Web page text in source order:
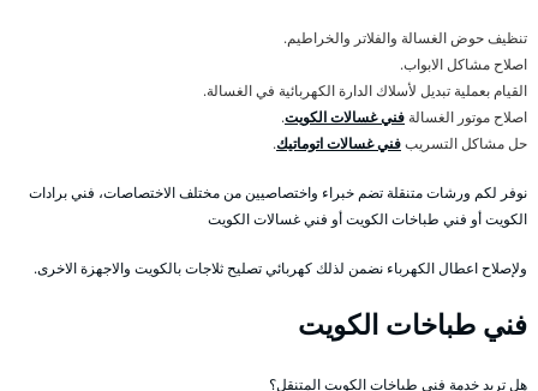
تنظيف حوض الغسالة والفلاتر والخراطيم.
اصلاح مشاكل الابواب.
القيام بعملية تبديل لأسلاك الدارة الكهربائية في الغسالة.
اصلاح موتور الغسالة فني غسالات الكويت.
حل مشاكل التسريبفني غسالات اتوماتيك.
نوفر لكم ورشات متنقلة تضم خبراء واختصاصيين من مختلف الاختصاصات، فني برادات
الكويت أو فني طباخات الكويت أو فني غسالات الكويت
ولإصلاح اعطال الكهرباء نضمن لذلك كهربائي تصليح ثلاجات بالكويت والاجهزة الاخرى.
فني طباخات الكويت
هل تريد خدمة فني طباخات الكويت المتنقل؟